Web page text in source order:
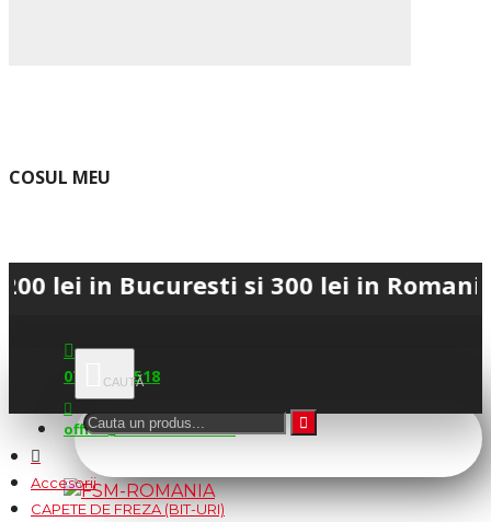
COSUL MEU
Bucuresti si 300 lei in Romania •
0745.677.518
office@fsm-romania.ro
Accesorii
CAPETE DE FREZA (BIT-URI)